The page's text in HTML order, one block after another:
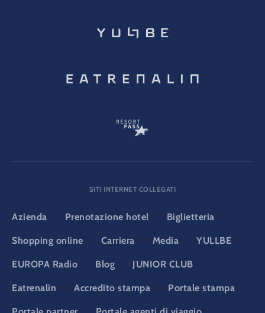
SITI INTERNET COLLEGATI
Azienda Prenotazione hotel Biglietteria
Shopping online Carriera Media YULLBE
EUROPA Radio Blog JUNIOR CLUB
Eatrenalin Accredito stampa Portale stampa